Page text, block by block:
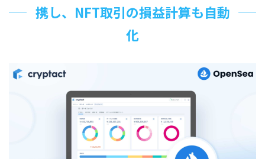
携し、NFT取引の損益計算も自動
化